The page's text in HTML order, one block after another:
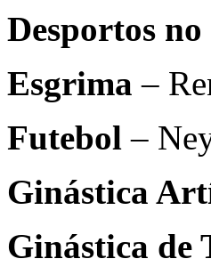
Desportos no
Esgrima –
Futebol –
Ginástica
Ginástica de